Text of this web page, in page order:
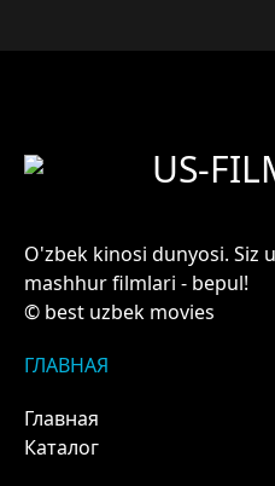
US-
O'zbek kinosi dunyosi.
mashhur filmlari - bepul!
© best uzbek movies
ГЛАВНАЯ
Главная
Каталог